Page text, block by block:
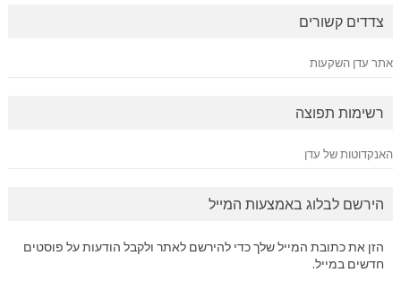
צדדים קשורים
אתר עדן השקעות
רשימות תפוצה
האנקדוטות של עדן
הירשם לבלוג באמצעות המייל
הזן את כתובת המייל שלך כדי להירשם לאתר ולקבל הודעות על פוסטים
חדשים במייל.